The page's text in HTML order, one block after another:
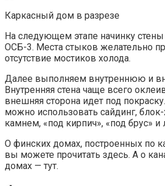
Каркасный дом в разрезе
На следующем этапе начинку
ОСБ-3. Места стыков желательно
отсутствие мостиков холода.
Далее выполняем внутреннюю и
Внутренняя стена чаще всего
внешняя сторона идет под
можно использовать сайдинг, блок-
камнем, «под кирпич», «под брус»
О финских домах, построенных по
вы можете прочитать здесь. А о
домах — тут.